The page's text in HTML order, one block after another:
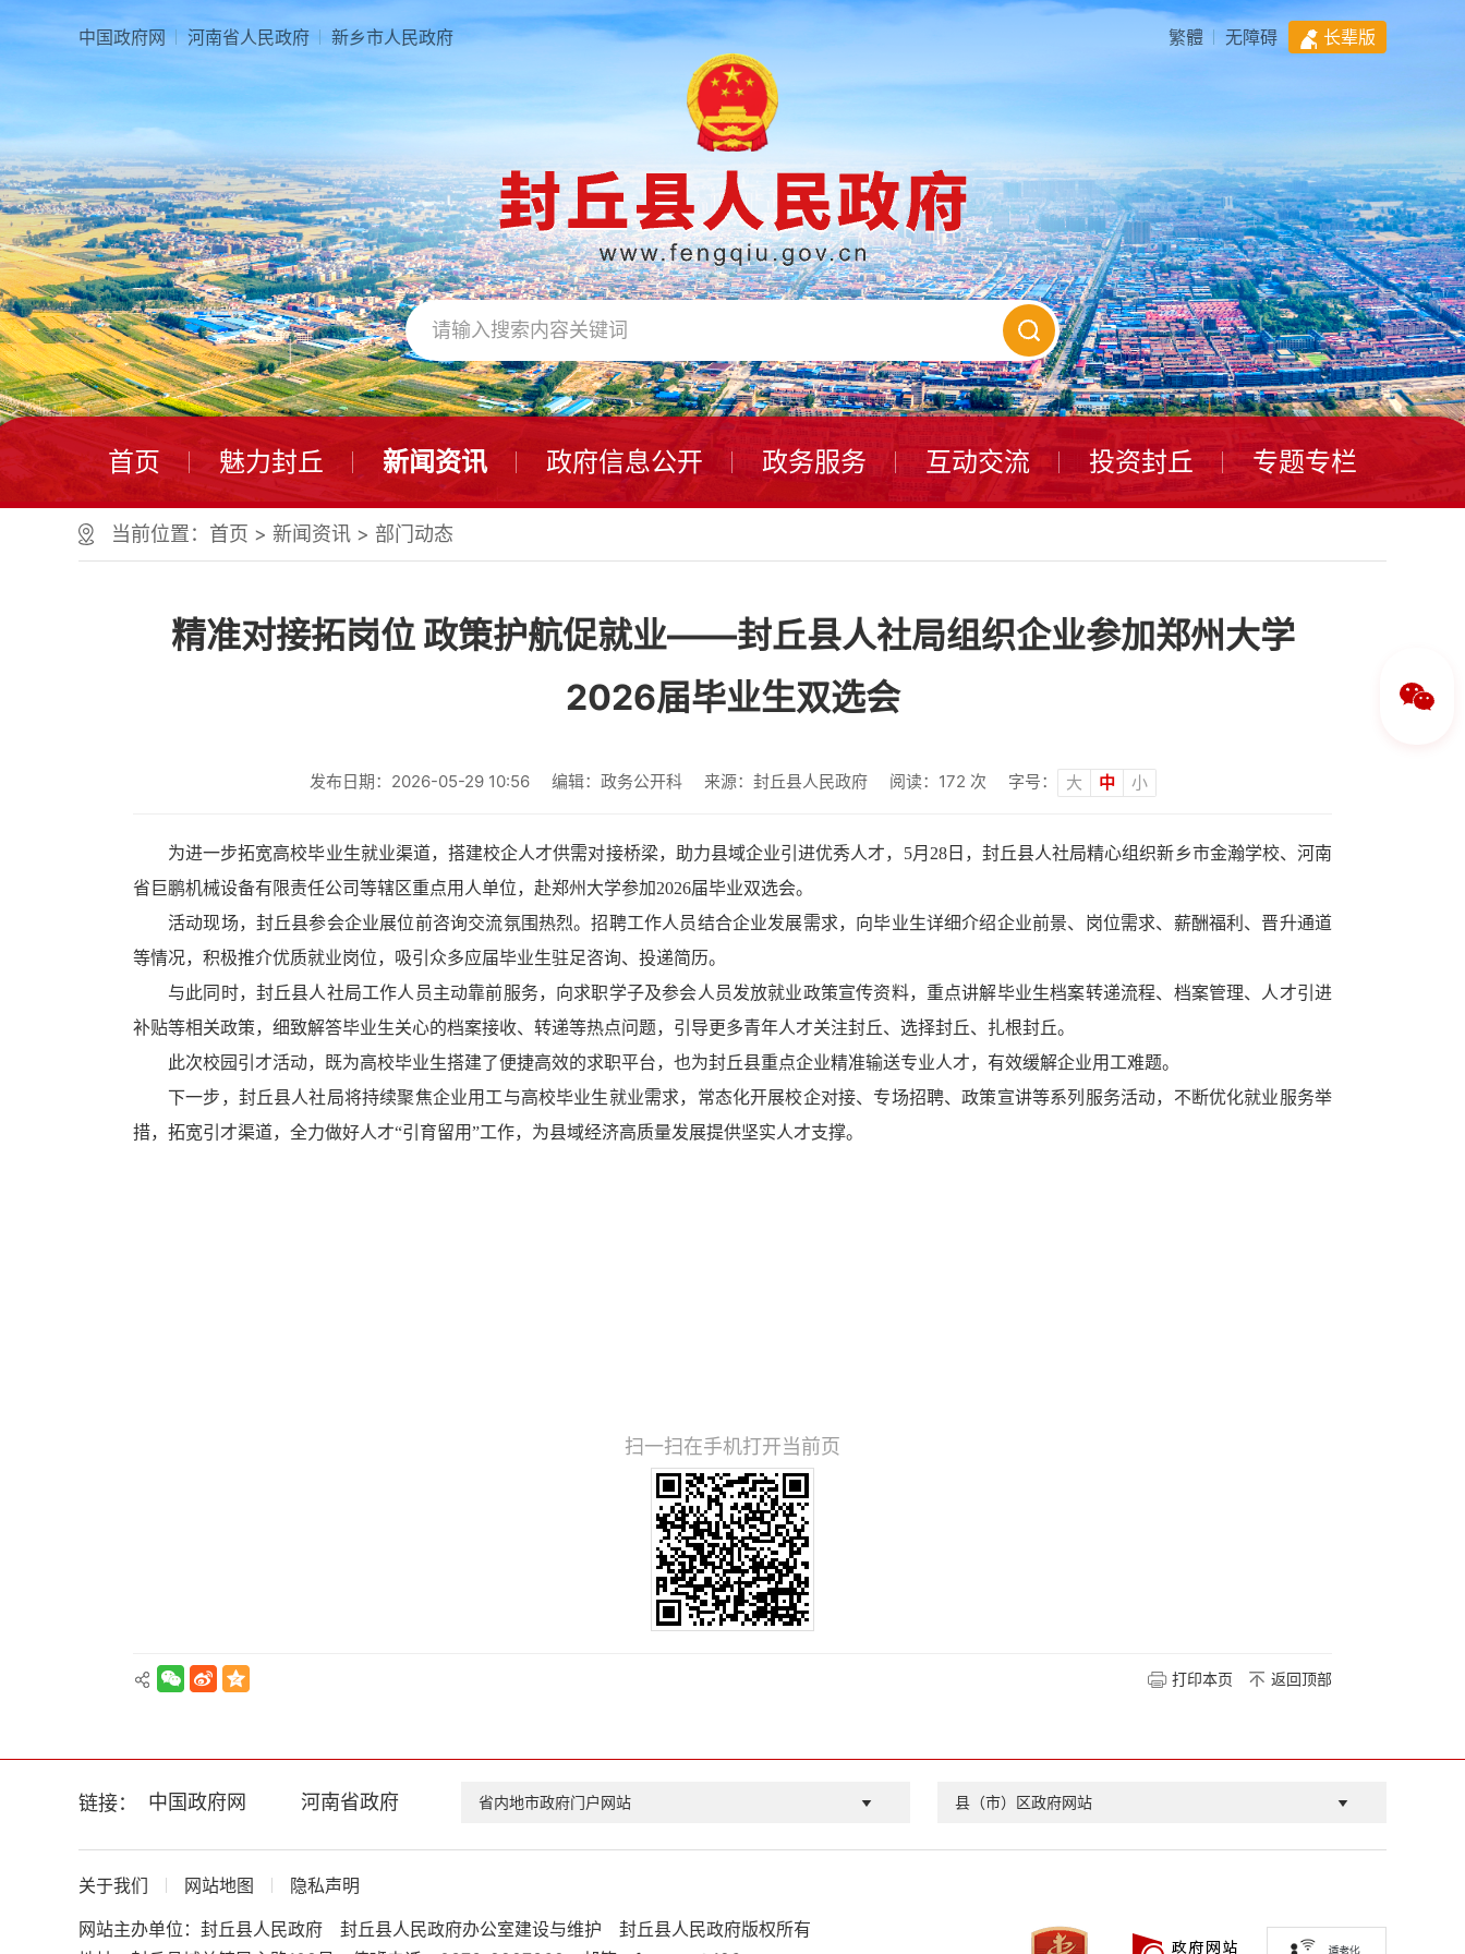
中国政府网 河南省人民政府 新乡市人民政府 繁體 无障碍 长辈版
首页 魅力封丘 新闻资讯 政府信息公开 政务服务 互动交流 投资封丘 专题专栏
当前位置： 首页 > 新闻资讯 > 部门动态
精准对接拓岗位 政策护航促就业——封丘县人社局组织企业参加郑州大学
2026届毕业生双选会
发布日期：2026-05-29 10:56 编辑：政务公开科 来源：封丘县人民政府 阅读： 172 次 字号： 大 中 小
为进一步拓宽高校毕业生就业渠道，搭建校企人才供需对接桥梁，助力县域企业引进优秀人才，5月28日，封丘县人社局精心组织新乡市金瀚学校、河南
省巨鹏机械设备有限责任公司等辖区重点用人单位，赴郑州大学参加2026届毕业双选会。
活动现场，封丘县参会企业展位前咨询交流氛围热烈。招聘工作人员结合企业发展需求，向毕业生详细介绍企业前景、岗位需求、薪酬福利、晋升通道
等情况，积极推介优质就业岗位，吸引众多应届毕业生驻足咨询、投递简历。
与此同时，封丘县人社局工作人员主动靠前服务，向求职学子及参会人员发放就业政策宣传资料，重点讲解毕业生档案转递流程、档案管理、人才引进
补贴等相关政策，细致解答毕业生关心的档案接收、转递等热点问题，引导更多青年人才关注封丘、选择封丘、扎根封丘。
此次校园引才活动，既为高校毕业生搭建了便捷高效的求职平台，也为封丘县重点企业精准输送专业人才，有效缓解企业用工难题。
下一步，封丘县人社局将持续聚焦企业用工与高校毕业生就业需求，常态化开展校企对接、专场招聘、政策宣讲等系列服务活动，不断优化就业服务举
措，拓宽引才渠道，全力做好人才“引育留用”工作，为县域经济高质量发展提供坚实人才支撑。
扫一扫在手机打开当前页
打印本页 返回顶部
链接： 中国政府网 河南省政府 省内地市政府门户网站 县（市）区政府网站
关于我们 网站地图
隐私声明
网站主办单位：封丘县人民政府
封丘县人民政府办公室建设与维护
封丘县人民政府版权所有